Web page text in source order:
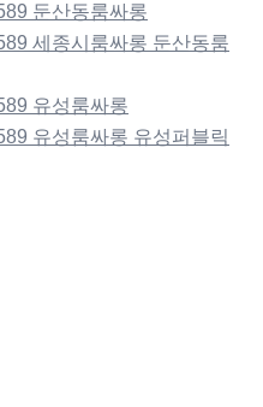
둔산동룸싸롱
세종시룸싸롱 둔산동룸
유성룸싸롱
유성룸싸롱 유성퍼블릭